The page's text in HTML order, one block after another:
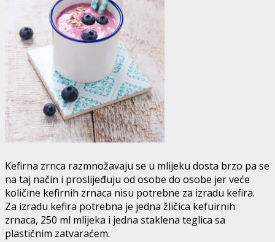
Kefirna zrnca razmnožavaju se u mlijeku dosta brzo pa se
na taj način i proslijeđuju od osobe do osobe jer veće
količine kefirnih zrnaca nisu potrebne za izradu kefira.
Za izradu kefira potrebna je jedna žličica kefuirnih
zrnaca, 250 ml mlijeka i jedna staklena teglica sa
plastičnim zatvaraćem.